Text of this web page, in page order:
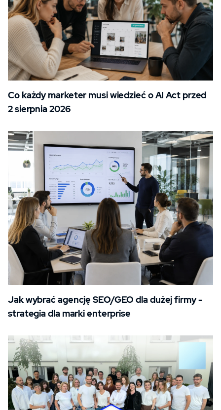
Co każdy marketer musi wiedzieć o AI Act przed
2 sierpnia 2026
Jak wybrać agencję SEO/GEO dla dużej firmy -
strategia dla marki enterprise